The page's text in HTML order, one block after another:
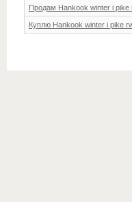
Продам Hankook winter i
Куплю Hankook winter i pike